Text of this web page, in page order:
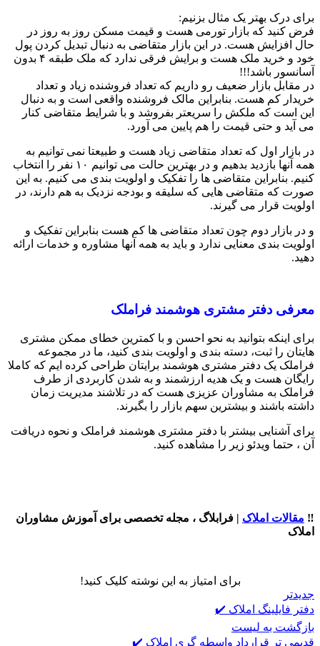
برای درک بهتر یک مثال بزنیم:
فرض کنید که بازار تورمی هست و قیمت مسکن روز به روز در
حال افزایش هست. در این بازار متقاضی به دنبال تبدیل کردن پول
خود و خرید ملک هست و برایش فرقی ندارد که ملک طبقه ۴ بدون
آسانسور باشد!!!
در مقابل بازار ضعیف رو داریم که تعداد فروشنده زیاد و تعداد
خریدار کم هست. بنابراین مالک فروشنده واقعی است و به دنبال
این است که ملکش را سریعتر بفروشد و با شرایط متقاضی کنار
می آید و حتی قیمت را هم پایین می آورد.
در بازار اول که تعداد متقاضی زیاد هست و طبیعتا نمی توانیم به
همه آنها بازدید بدهیم و در بهترین حالت می توانیم ۱۰ نفر را انتخاب
کنیم. بنابراین متقاضی ها را تفکیک و اولویت بندی می کنیم. به این
صورت که متقاضی هایی که سلیقه و بودجه نزدیک به هم دارند، در
اولویت قرار می گیرند.
و در بازار دوم چون تعداد متقاضی ها کم هست بنابراین تفکیک و
اولویت بندی معنایی ندارد و باید به همه آنها مشاوره و خدمات ارائه
دهید.
معرفی دفتر مشتری هوشمند فراملک
برای اینکه بتوانید به نحو احسن و با کمترین خطای ممکن مشتری
هایتان را ثبت، دسته بندی و اولویت بندی کنید، ما در مجموعه
فراملک یک دفتر مشتری هوشمند برایتان طراحی کرده ایم که کاملا
رایگان هست و یک هدیه ارزشمند و به شدن کاربردی از طرف
فراملک به مشاوران عزیزی هست که در تلاشند مدیریت زمان
داشته باشند و بیشترین سهم بازار را بگیرند.
برای آشنایی بیشتر با دفتر مشتری هوشمند فراملک و نحوه دریافت
آن ، حتما ویدئو زیر را مشاهده کنید.
‼️ مقالات املاک | فرابلاگ ، مجله تخصصی برای آموزش مشاوران
املاک
برای امتیاز به این نوشته کلیک کنید!
جدیدتر
دفتر فایلینگ املاک ✔️
بازگشت به لیست
قدیمی تر قرارداد واسطه گری املاک ✔️